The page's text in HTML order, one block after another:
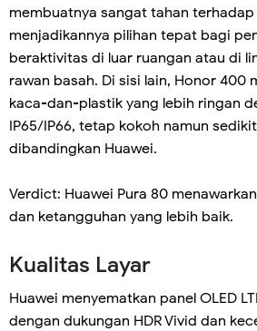
membuatnya sangat tahan terhadap
menjadikannya pilihan tepat bagi
beraktivitas di luar ruangan atau di
rawan basah. Di sisi lain, Honor 400
kaca-dan-plastik yang lebih ringan
IP65/IP66, tetap kokoh namun
dibandingkan Huawei.
Verdict: Huawei Pura 80
dan ketangguhan yang lebih baik.
Kualitas Layar
Huawei menyematkan panel OLED
dengan dukungan HDR Vivid dan